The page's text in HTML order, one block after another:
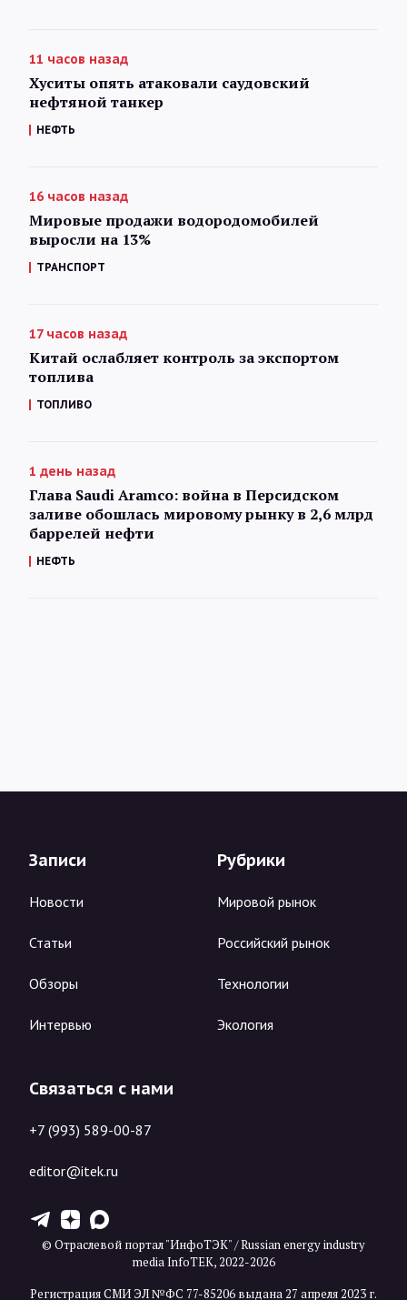
11 часов назад
Хуситы опять атаковали саудовский
нефтяной танкер
НЕФТЬ
16 часов назад
Мировые продажи водородомобилей
выросли на 13%
ТРАНСПОРТ
17 часов назад
Китай ослабляет контроль за экспортом
топлива
ТОПЛИВО
1 день назад
Глава Saudi Aramco: война в Персидском
заливе обошлась мировому рынку в 2,6 млрд
баррелей нефти
НЕФТЬ
Записи
Новости
Статьи
Обзоры
Интервью
Рубрики
Мировой рынок
Российский рынок
Технологии
Экология
Связаться с нами
+7 (993) 589-00-87
editor@itek.ru
T Z X
© Отраслевой портал "ИнфоТЭК" / Russian energy industry
media InfoTEK, 2022-2026
Регистрация СМИ ЭЛ №ФС 77-85206 выдана 27 апреля 2023 г.